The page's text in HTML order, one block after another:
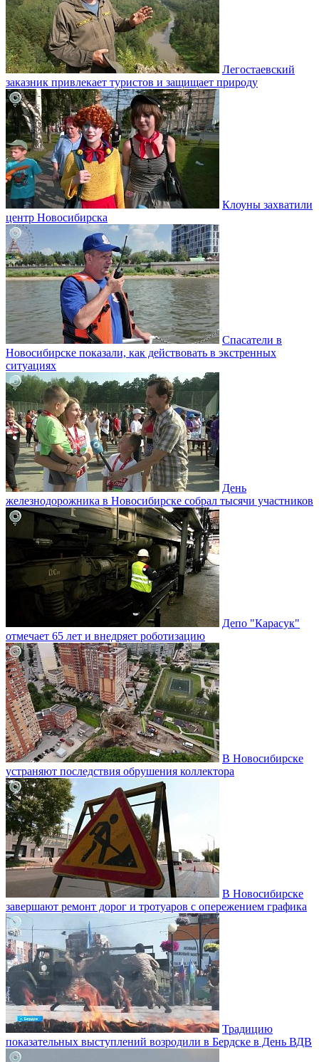
Легостаевский
заказник привлекает туристов и защищает природу
Клоуны захватили
центр Новосибирска
Спасатели в
Новосибирске показали, как действовать в экстренных
ситуациях
День
железнодорожника в Новосибирске собрал тысячи участников
Депо "Карасук"
отмечает 65 лет и внедряет роботизацию
В Новосибирске
устраняют последствия обрушения коллектора
В Новосибирске
завершают ремонт дорог и тротуаров с опережением графика
Традицию
показательных выступлений возродили в Бердске в День ВДВ